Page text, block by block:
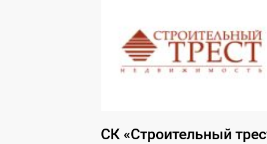
СК «Строительный